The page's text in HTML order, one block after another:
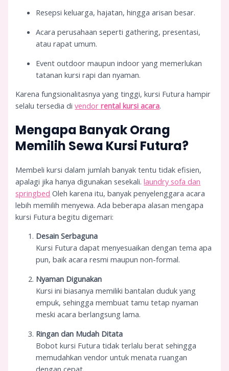
Resepsi keluarga, hajatan, hingga arisan besar.
Acara perusahaan seperti gathering, presentasi,
atau rapat umum.
Event outdoor maupun indoor yang memerlukan
tatanan kursi rapi dan nyaman.
Karena fungsionalitasnya yang tinggi, kursi Futura hampir
selalu tersedia divendorrental kursi acara.
Mengapa Banyak Orang
Memilih Sewa Kursi Futura?
Membeli kursi dalam jumlah banyak tentu tidak efisien,
apalagi jika hanya digunakan sesekali.laundry sofa dan
springbed Oleh karena itu, banyak penyelenggara acara
lebih memilih menyewa. Ada beberapa alasan mengapa
kursi Futura begitu digemari:
Desain Serbaguna
Kursi Futura dapat menyesuaikan dengan tema apa
pun, baik acara resmi maupun non-formal.
Nyaman Digunakan
Kursi ini biasanya memiliki bantalan duduk yang
empuk, sehingga membuat tamu tetap nyaman
meski acara berlangsung lama.
Ringan dan Mudah Ditata
Bobot kursi Futura tidak terlalu berat sehingga
memudahkan vendor untuk menata ruangan
dengan cepat.